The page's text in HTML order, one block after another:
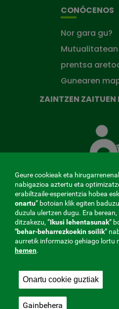
CONÓCENOS
Nor gara gu?
prentsa
Gunearen
ZAINTZEN
zaituen
Mutua
MENÚ
REDES
V20
Mutualitatea, 275.
Geure cookieak eta
nabigazioa aztertu eta
erabiltzaile-esperientzia hobea
onartu” botoian klik egiten
duzula ulertzen dugu. Era
ditzakezu, ”Ikusi lehentasunak”
"behar-beharrezkoekinsoilik”
aurretik informazio gehiago lortu
hemen.
Onartu cookie guztiak
Gainbehera